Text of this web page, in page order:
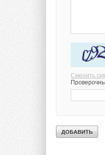
Сменить